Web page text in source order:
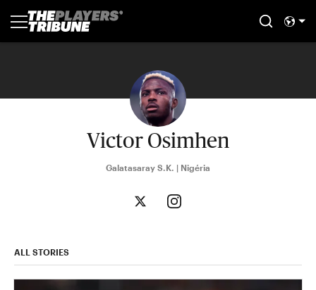
Victor Osimhen
Galatasaray S.K. | Nigéria
ALL STORIES